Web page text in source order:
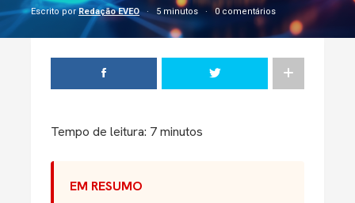
Escrito porRedação EVEO 5 minutos 0 comentários
Tempo de leitura: 7 minutos
EM RESUMO